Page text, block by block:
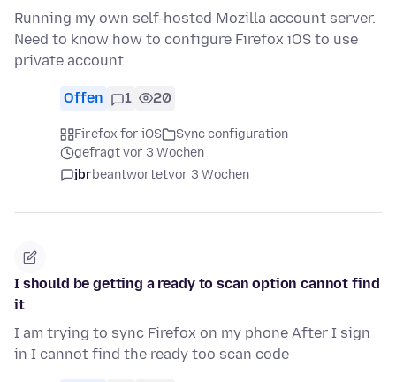
Running my own self-hosted Mozilla account server.
Need to know how to configure Firefox iOS to use
private account
Offen 1 20
Firefox for iOS
Sync configuration
gefragt vor 3 Wochen
jbrbeantwortetvor 3 Wochen
I should be getting a ready to scan option cannot find
it
I am trying to sync Firefox on my phone After I sign
in I cannot find the ready too scan code